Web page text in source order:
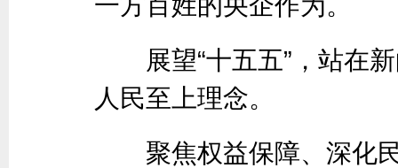
展望“十五五”，站在新
人民至上理念。
聚焦权益保障、深化民